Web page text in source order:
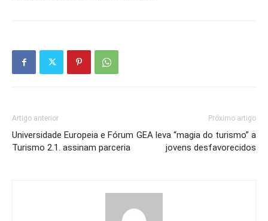
Artigo anterior
Universidade Europeia e Fórum
Turismo 2.1. assinam parceria
Próximo artigo
GEA leva “magia do turismo” a
jovens desfavorecidos